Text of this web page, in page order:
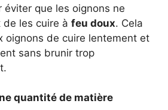
éviter que les oignons ne
les cuire à feu doux. Cela
oignons de cuire lentement et
sans brunir trop
quantité de matière